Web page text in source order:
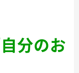
分のお